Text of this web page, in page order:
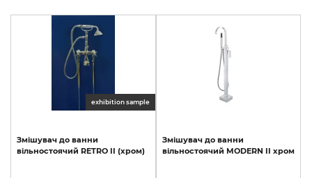
exhibition sample
Змішувач до ванни
вільностоячий RETRO II (хром)
Змішувач до ванни
вільностоячий MODERN II хром